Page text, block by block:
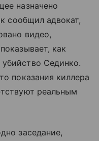
назначено
сообщил адвокат,
видео,
как
Сединко.
показания киллера
реальным
заседание,